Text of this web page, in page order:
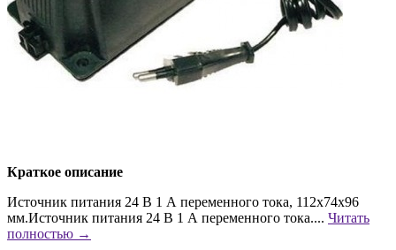
Краткое описание
Источник питания 24 В 1 А переменного тока, 112х74х96
мм.Источник питания 24 В 1 А переменного тока.... Читать
полностью →